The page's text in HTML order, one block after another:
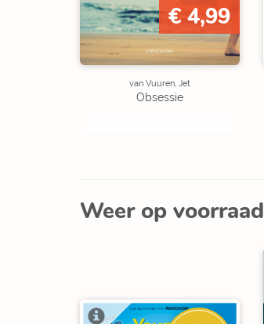
€ 4,99
van Vuuren, Jet
Obsessie
Weer op voorraad